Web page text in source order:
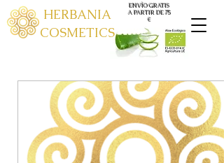
HERBANIA
COSMETICS
ENVÍO GRATIS
A PARTIR DE 75
€